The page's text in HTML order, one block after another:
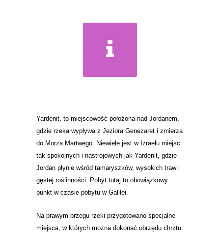
Yardenit, to miejscowość położona nad Jordanem,
gdzie rzeka wypływa z Jeziora Genezaret i zmierza
do Morza Martwego. Niewiele jest w Izraelu miejsc
tak spokojnych i nastrojowych jak Yardenit, gdzie
Jordan płynie wśród tamaryszków, wysokich traw i
gęstej roślinności. Pobyt tutaj to obowiązkowy
punkt w czasie pobytu w Galilei.
Na prawym brzegu rzeki przygotowano specjalne
miejsca, w których można dokonać obrzędu chrztu.